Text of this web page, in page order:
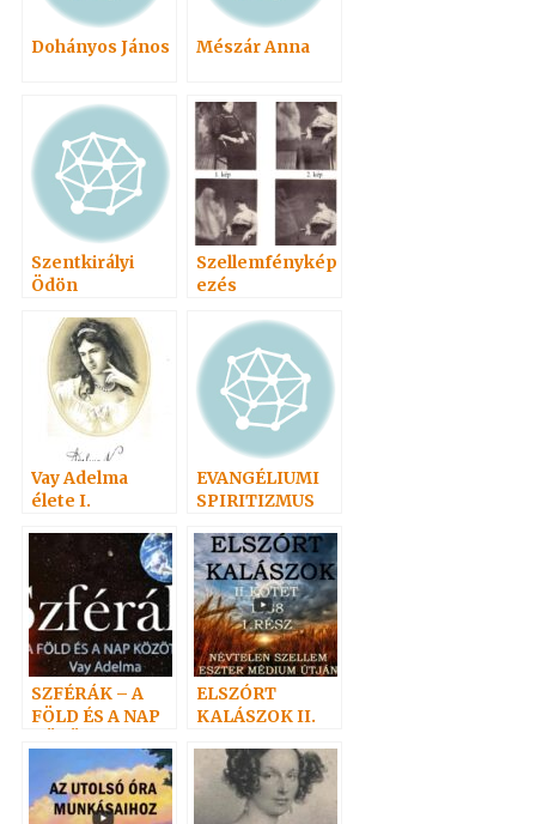
Dohányos János Mészár Anna
Szentkirályi
Ödön
Szellemfénykép
ezés
Vay Adelma
élete I.
EVANGÉLIUMI
SPIRITIZMUS
SZFÉRÁK – A
FÖLD ÉS A NAP
ELSZÓRT
KALÁSZOK II.